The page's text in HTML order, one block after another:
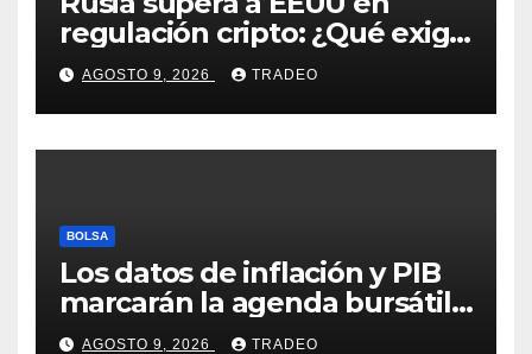
regulación cripto: ¿Qué exige
la nueva ley?
AGOSTO 9, 2026 TRADEO
BOLSA
Los datos de inflación y PIB
marcarán la agenda bursátil
de la próxima semana
AGOSTO 9, 2026 TRADEO